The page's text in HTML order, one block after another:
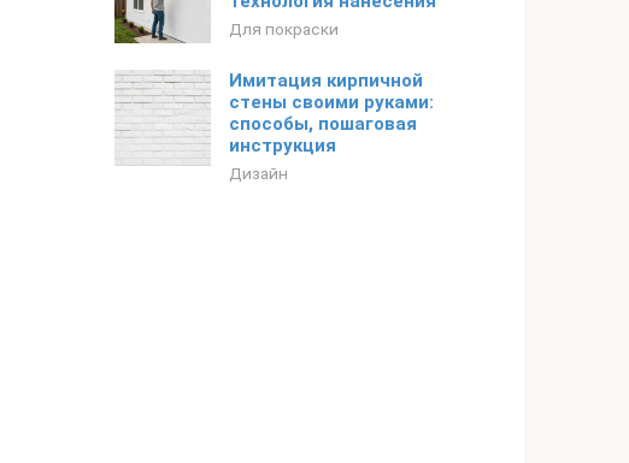
Для покраски
Имитация кирпичной
стены своими руками:
способы, пошаговая
инструкция
Дизайн